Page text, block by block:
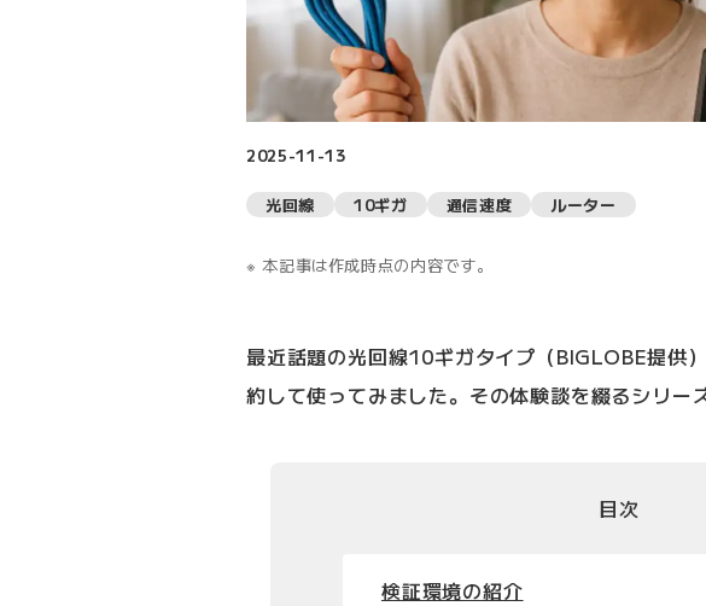
2025-11-13
光回線 10ギガ 通信速度 ルーター
本記事は作成時点の内容です。
最近話題の光回線10ギガタイプ（BIGLOBE提供
約して使ってみました。その体験談を綴るシリー
目次
検証環境の紹介